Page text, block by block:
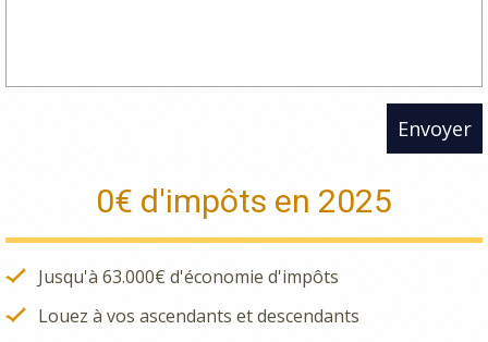
Envoyer
0€ d'impôts en 2025
Jusqu'à 63.000€ d'économie d'impôts
Louez à vos ascendants et descendants